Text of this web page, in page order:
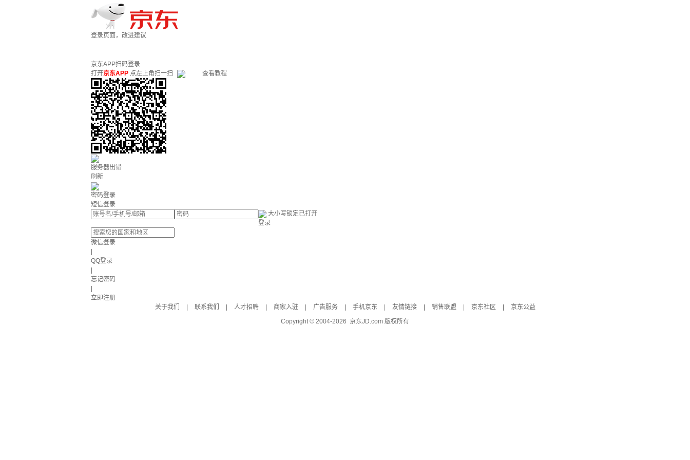
登录页面，改进建议
京东APP扫码登录
打开京东APP 点左上角扫一扫 查看教程
服务器出错
刷新
密码登录
短信登录
大小写锁定已打开
登录
微信登录
QQ登录
忘记密码
立即注册
关于我们
联系我们 人才招聘 商家入驻 广告服务 手机京东 友情链接 销售联盟 京东社区
京东公益
Copyright © 2004-2026 京东JD.com 版权所有